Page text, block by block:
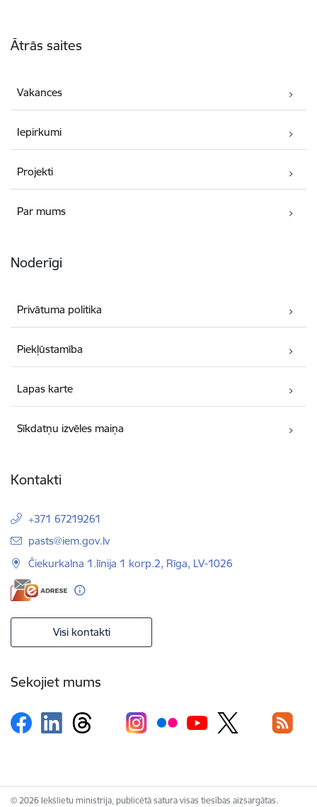
Ātrās saites
Vakances
Iepirkumi
Projekti
Par mums
Noderīgi
Privātuma politika
Piekļūstamība
Lapas karte
Sīkdatņu izvēles maiņa
Kontakti
+371 67219261
E-pasts:
pasts@iem.gov.lv
Čiekurkalna 1.līnija 1 korp.2, Rīga, LV-1026
Visi kontakti
Sekojiet mums
© 2026 Iekšlietu ministrija, publicētā satura visas tiesības aizsargātas.